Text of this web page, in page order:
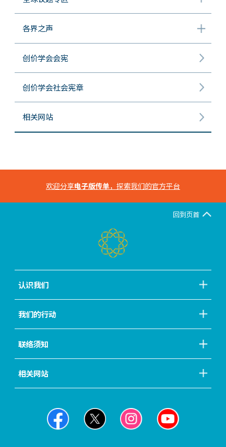
各界之声
创价学会会宪
创价学会社会宪章
相关网站
欢迎分享电子版传单，探索我们的官方平台
回到页首
认识我们
我们的行动
联络须知
相关网站